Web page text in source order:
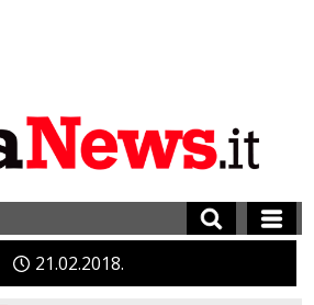
21 02 2018